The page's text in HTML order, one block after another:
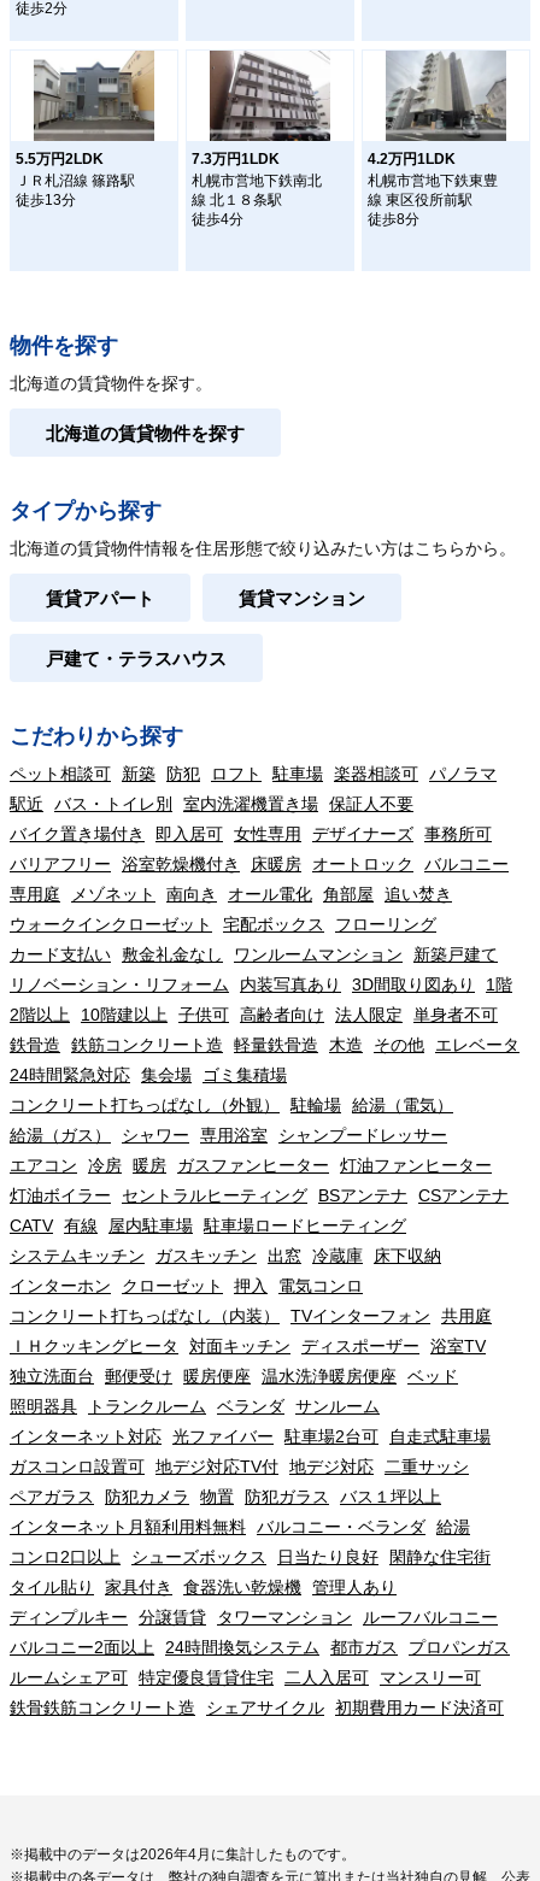
徒歩2分
5.5万円2LDK
ＪＲ札沼線 篠路駅
徒歩13分
7.3万円1LDK
札幌市営地下鉄南北
線 北１８条駅
徒歩4分
4.2万円1LDK
札幌市営地下鉄東豊
線 東区役所前駅
徒歩8分
物件を探す
北海道の賃貸物件を探す。
北海道の賃貸物件を探す
タイプから探す
北海道の賃貸物件情報を住居形態で絞り込みたい方はこちらから。
賃貸アパート 賃貸マンション
戸建て・テラスハウス
こだわりから探す
ペット相談可 新築 防犯 ロフト 駐車場 楽器相談可 パノラマ
駅近
バス・トイレ別 室内洗濯機置き場 保証人不要
バイク置き場付き
即入居可 女性専用 デザイナーズ 事務所可
バリアフリー
浴室乾燥機付き 床暖房 オートロック
バルコニー
専用庭
メゾネット 南向き オール電化 角部屋
追い焚き
ウォークインクローゼット
宅配ボックス
フローリング
カード支払い 敷金礼金なし ワンルームマンション
新築戸建て
リノベーション・リフォーム
内装写真あり 3D間取り図あり
1階
2階以上
10階建以上 子供可 高齢者向け 法人限定
単身者不可
鉄骨造
鉄筋コンクリート造 軽量鉄骨造 木造 その他
エレベータ
24時間緊急対応 集会場
ゴミ集積場
コンクリート打ちっぱなし（外観）
駐輪場 給湯（電気）
給湯（ガス）
シャワー 専用浴室
シャンプードレッサー
エアコン
冷房 暖房 ガスファンヒーター
灯油ファンヒーター
灯油ボイラー
セントラルヒーティング BSアンテナ
CSアンテナ
CATV 有線 屋内駐車場 駐車場ロードヒーティング
システムキッチン
ガスキッチン 出窓 冷蔵庫
床下収納
インターホン
クローゼット 押入
電気コンロ
コンクリート打ちっぱなし（内装）
TVインターフォン
共用庭
ＩＨクッキングヒータ
対面キッチン ディスポーザー
浴室TV
独立洗面台
郵便受け 暖房便座 温水洗浄暖房便座
ベッド
照明器具
トランクルーム ベランダ サンルーム
インターネット対応 光ファイバー 駐車場2台可
自走式駐車場
ガスコンロ設置可 地デジ対応TV付 地デジ対応
二重サッシ
ペアガラス
防犯カメラ 物置 防犯ガラス
バス１坪以上
インターネット月額利用料無料 バルコニー・ベランダ 給湯
コンロ2口以上
シューズボックス 日当たり良好
閑静な住宅街
タイル貼り
家具付き 食器洗い乾燥機 管理人あり
ディンプルキー
分譲賃貸 タワーマンション
ルーフバルコニー
バルコニー2面以上
24時間換気システム 都市ガス
プロパンガス
ルームシェア可 特定優良賃貸住宅 二人入居可
マンスリー可
鉄骨鉄筋コンクリート造
シェアサイクル 初期費用カード決済可
※掲載中のデータは2026年4月に集計したものです。
※掲載中の各データは、弊社の独自調査を元に算出または当社独自の見解、公表